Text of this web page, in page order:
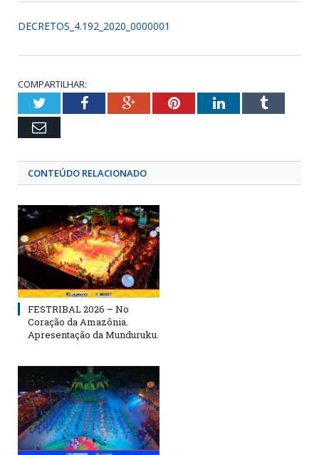
DECRETOS_4.192_2020_0000001
COMPARTILHAR:
TwitterFacebookGoogle+PinterestLinkedInTumblr
Email
CONTEÚDO RELACIONADO
FESTRIBAL 2026 – No
Coração da Amazônia.
Apresentação da Munduruku.